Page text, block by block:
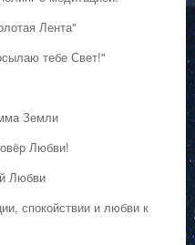
Лента"
тебе Свет!"
Земли
Любви!
Любви
спокойствии и любви к